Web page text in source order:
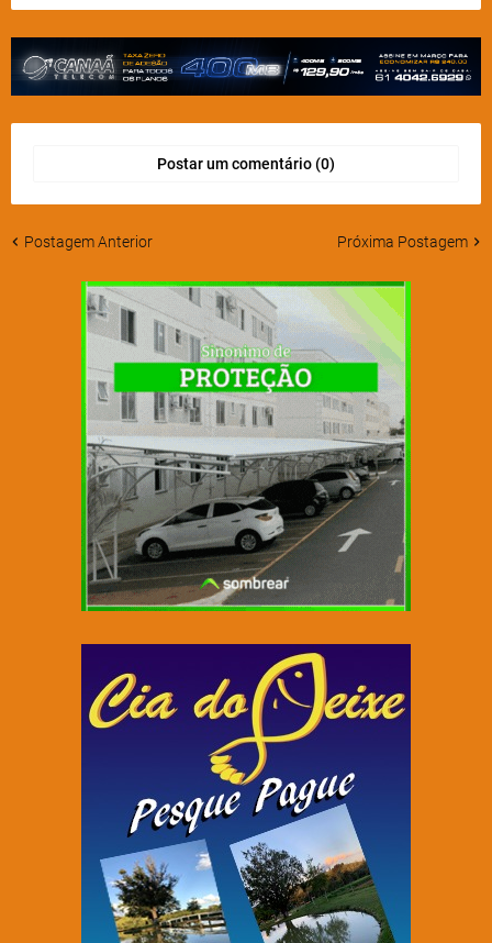
Postar um comentário (0)
Postagem Anterior Próxima Postagem